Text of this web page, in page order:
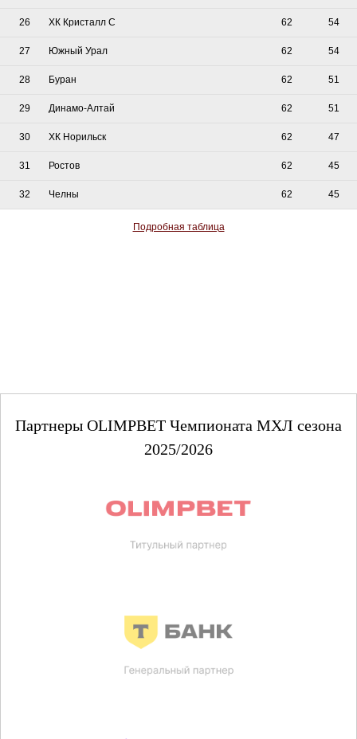
26 ХК Кристалл С 62 54
27 Южный Урал 62 54
28 Буран 62 51
29 Динамо-Алтай 62 51
30 ХК Норильск 62 47
31 Ростов 62 45
32 Челны 62 45
Подробная таблица
Партнеры OLIMPBET Чемпионата МХЛ сезона
2025/2026